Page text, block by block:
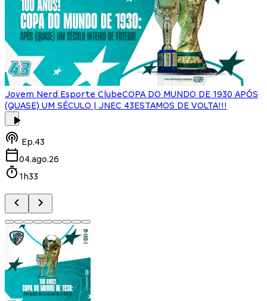
Jovem Nerd Esporte ClubeCOPA DO MUNDO DE 1930 APÓS
(QUASE) UM SÉCULO | JNEC 43ESTAMOS DE VOLTA!!!
Ep.43
04.ago.26
1h33